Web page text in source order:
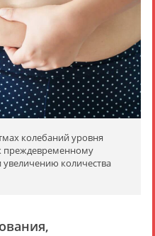
колебаний уровня
преждевременному
количества